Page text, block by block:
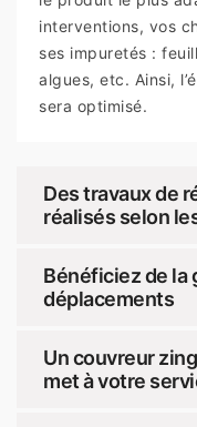
interventions, vos
ses impuretés :
algues, etc. Ainsi,
sera optimisé.
Des travaux de
réalisés selon
Bénéficiez de la
déplacements
Un couvreur
met à votre